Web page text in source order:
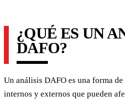
¿QUÉ ES UN
DAFO?
Un análisis DAFO es una forma
internos y externos que pueden